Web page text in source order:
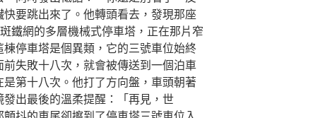
要跳出來了。他轉頭看去，發現那座
鐵網的多層機械式停車塔，正在那片窄
停車塔是個異類，它的三號車位始終
失敗十八次，就會被傳送到一個泊車
第十八次。他打了方向盤，車頭朝著
出最後的溫柔提醒：「再見，世